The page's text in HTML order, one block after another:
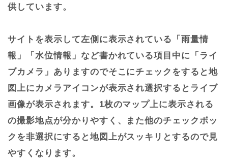
供しています。
サイトを表示して左側に表示されている「雨量情
報」「水位情報」など書かれている項目中に「ライ
ブカメラ」ありますのでそこにチェックをすると地
図上にカメラアイコンが表示され選択するとライブ
画像が表示されます。1枚のマップ上に表示される
の撮影地点が分かりやすく、また他のチェックボッ
クを非選択にすると地図上がスッキリとするので見
やすくなります。